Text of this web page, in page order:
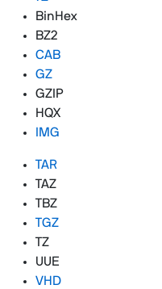
BinHex
BZ2
CAB
GZ
GZIP
HQX
IMG
TAR
TAZ
TBZ
TGZ
TZ
UUE
VHD